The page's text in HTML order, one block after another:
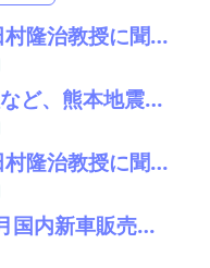
東京理科大学 田村隆治教授に聞く 世界初の強磁性準結晶が拓く新材料の未来（前編）
豊田通商や丸紅など、熊本地震被害に支援・義援金
東京理科大学 田村隆治教授に聞く 世界初の強磁性準結晶が拓く新材料の未来（後編）
(速報)2026年7月国内新車販売 41万7千台 前年同月比7%増加 4か月連続プラス